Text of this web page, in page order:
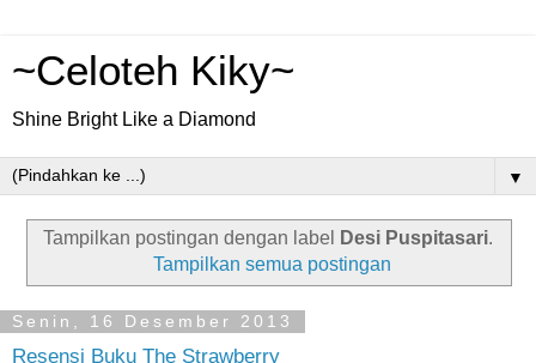
~Celoteh Kiky~
Shine Bright Like a Diamond
▼
Tampilkan postingan dengan label Desi Puspitasari.
Tampilkan semua postingan
Senin, 16 Desember 2013
Resensi Buku The Strawberry